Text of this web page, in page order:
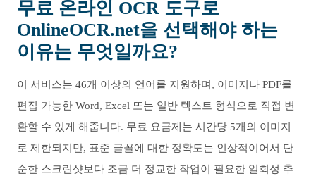
무료 온라인 OCR 도구로
OnlineOCR.net을 선택해야 하는
이유는 무엇일까요?
이 서비스는 46개 이상의 언어를 지원하며, 이미지나 PDF를
편집 가능한 Word, Excel 또는 일반 텍스트 형식으로 직접 변
환할 수 있게 해줍니다. 무료 요금제는 시간당 5개의 이미지
로 제한되지만, 표준 글꼴에 대한 정확도는 인상적이어서 단
순한 스크린샷보다 조금 더 정교한 작업이 필요한 일회성 추